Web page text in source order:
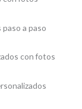
a paso
con fotos